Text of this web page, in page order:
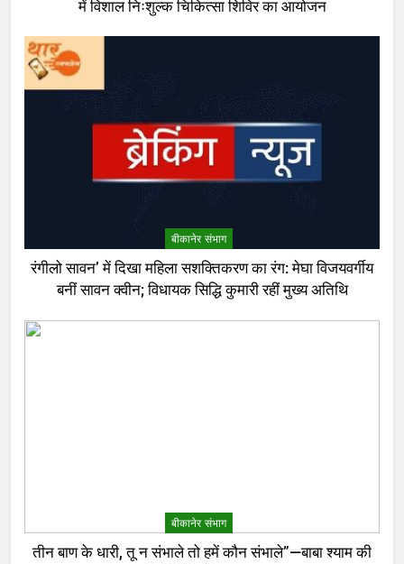
में विशाल निःशुल्क चिकित्सा शिविर का आयोजन
बीकानेर संभाग
रंगीलो सावन’ में दिखा महिला सशक्तिकरण का रंग: मेघा विजयवर्गीय
बनीं सावन क्वीन; विधायक सिद्धि कुमारी रहीं मुख्य अतिथि
बीकानेर संभाग
तीन बाण के धारी, तू न संभाले तो हमें कौन संभाले”—बाबा श्याम की